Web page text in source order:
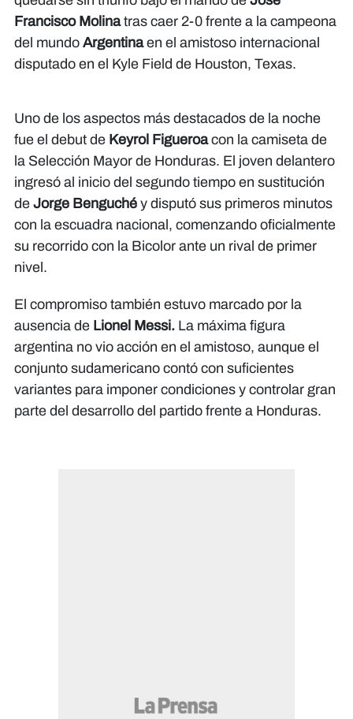
Francisco Molinatras caer 2-0 frente a la campeona
del mundo Argentinaen el amistoso internacional
disputado en el Kyle Field de Houston, Texas.
Uno de los aspectos más destacados de la noche
fue el debut de Keyrol Figueroacon la camiseta de
la Selección Mayor de Honduras. El joven delantero
ingresó al inicio del segundo tiempo en sustitución
de Jorge Benguché y disputó sus primeros minutos
con la escuadra nacional, comenzando oficialmente
su recorrido con la Bicolor ante un rival de primer
nivel.
El compromiso también estuvo marcado por la
ausencia de Lionel Messi. La máxima figura
argentina no vio acción en el amistoso, aunque el
conjunto sudamericano contó con suficientes
variantes para imponer condiciones y controlar gran
parte del desarrollo del partido frente a Honduras.